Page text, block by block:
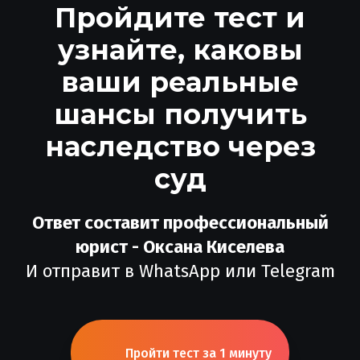
Пройдите тест и
узнайте, каковы
ваши реальные
шансы получить
наследство через
суд
Ответ составит профессиональный
юрист - Оксана Киселева
И отправит в WhatsApp или Telegram
Пройти тест за 1 минуту